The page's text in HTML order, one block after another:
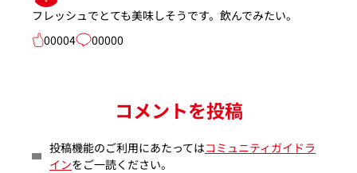
フレッシュでとても美味しそうです。飲んでみたい。
00004
00000
コメントを投稿
投稿機能のご利用にあたってはコミュニティガイドラ
インをご一読ください。